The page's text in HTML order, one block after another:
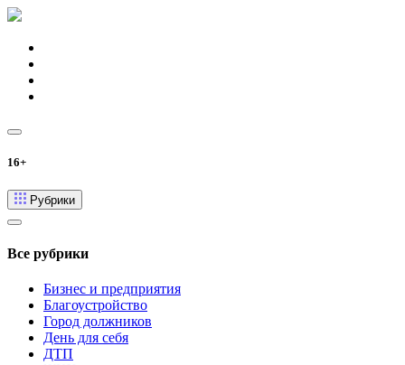
16+
Рубрики
Все рубрики
Бизнес и предприятия
Благоустройство
Город должников
День для себя
ДТП